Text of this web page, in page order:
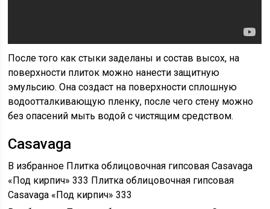
После того как стыки заделаны и состав высох, на
поверхности плиток можно нанести защитную
эмульсию. Она создаст на поверхности сплошную
водоотталкивающую пленку, после чего стену можно
без опасений мыть водой с чистящим средством.
Casavaga
В избранное Плитка облицовочная гипсовая Casavaga
«Под кирпич» 333 Плитка облицовочная гипсовая
Casavaga «Под кирпич» 333